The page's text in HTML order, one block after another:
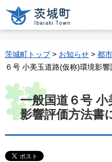
茨城町トップ> お知らせ > 都
６号 小美玉道路(仮称)環境影
一般国道６号
影響評価方法書